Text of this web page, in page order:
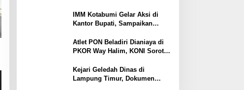
Tertembak
IMM Kotabumi Gelar Aksi di
Kantor Bupati, Sampaikan
Pemkab Lampung Utara
Atlet PON Beladiri Dianiaya di
PKOR Way Halim, KONI Soroti
Kawasan
Kejari Geledah Dinas di
Lampung Timur, Dokumen